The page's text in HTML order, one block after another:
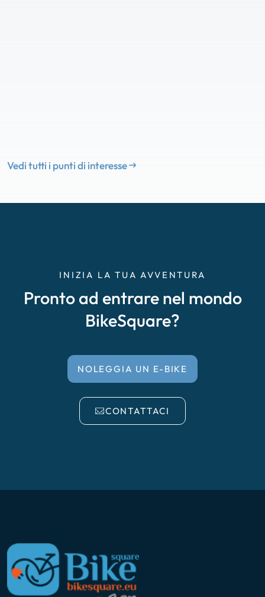
Vedi tutti i punti di interesse
INIZIA LA TUA AVVENTURA
Pronto ad entrare nel mondo
BikeSquare?
NOLEGGIA UN E-BIKE
CONTATTACI